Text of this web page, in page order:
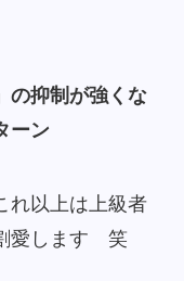
の抑制が強くな
ーン
れ以上は上級者
愛します 笑